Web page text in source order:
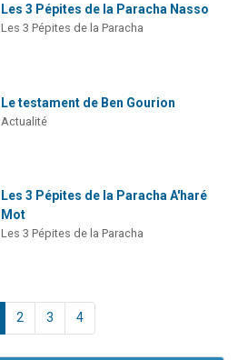
Les 3 Pépites de la Paracha Nasso
Les 3 Pépites de la Paracha
Le testament de Ben Gourion
Actualité
Les 3 Pépites de la Paracha A'haré
Mot
Les 3 Pépites de la Paracha
2 3 4